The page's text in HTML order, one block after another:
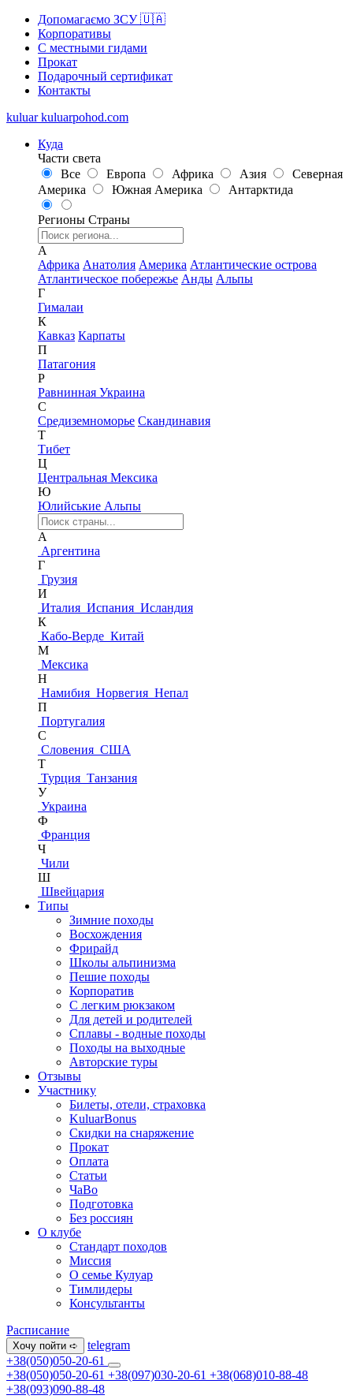
Допомагаємо ЗСУ 🇺🇦
Корпоративы
С местными гидами
Прокат
Подарочный сертификат
Контакты
kuluar kuluarpohod.com
Куда
Части света
Все
Европа Африка Азия
Северная
Америка
Южная Америка Антарктида
Регионы Страны
А
Африка Анатолия Америка Атлантические острова
Атлантическое побережье Анды Альпы
Г
Гималаи
К
Кавказ Карпаты
П
Патагония
Р
Равнинная Украина
С
Средиземноморье Скандинавия
Т
Тибет
Ц
Центральная Мексика
Ю
Юлийськие Альпы
А
Аргентина
Г
Грузия
И
Италия Испания Исландия
К
Кабо-Верде Китай
М
Мексика
Н
Намибия Норвегия Непал
П
Португалия
С
Словения США
Т
Турция Танзания
У
Украина
Ф
Франция
Ч
Чили
Ш
Швейцария
Типы
Зимние походы
Восхождения
Фрирайд
Школы альпинизма
Пешие походы
Корпоратив
С легким рюкзаком
Для детей и родителей
Сплавы - водные походы
Походы на выходные
Авторские туры
Отзывы
Участнику
Билеты, отели, страховка
KuluarBonus
Скидки на снаряжение
Прокат
Оплата
Статьи
ЧаВо
Подготовка
Без россиян
О клубе
Стандарт походов
Миссия
О семье Кулуар
Тимлидеры
Консультанты
Расписание
Хочу пойти ➪
telegram
+38(050)050-20-61
+38(050)050-20-61 +38(097)030-20-61 +38(068)010-88-48
+38(093)090-88-48